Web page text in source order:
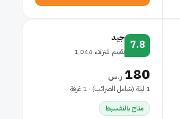
7.8
جيد
تقييم للنزلاء 1,044
180 ر.س
1 ليلة (شامل الضرائب) · 1 غرفة
متاح بالتقسيط